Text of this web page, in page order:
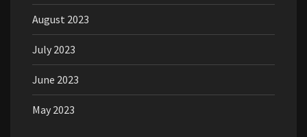
August 2023
July 2023
June 2023
May 2023